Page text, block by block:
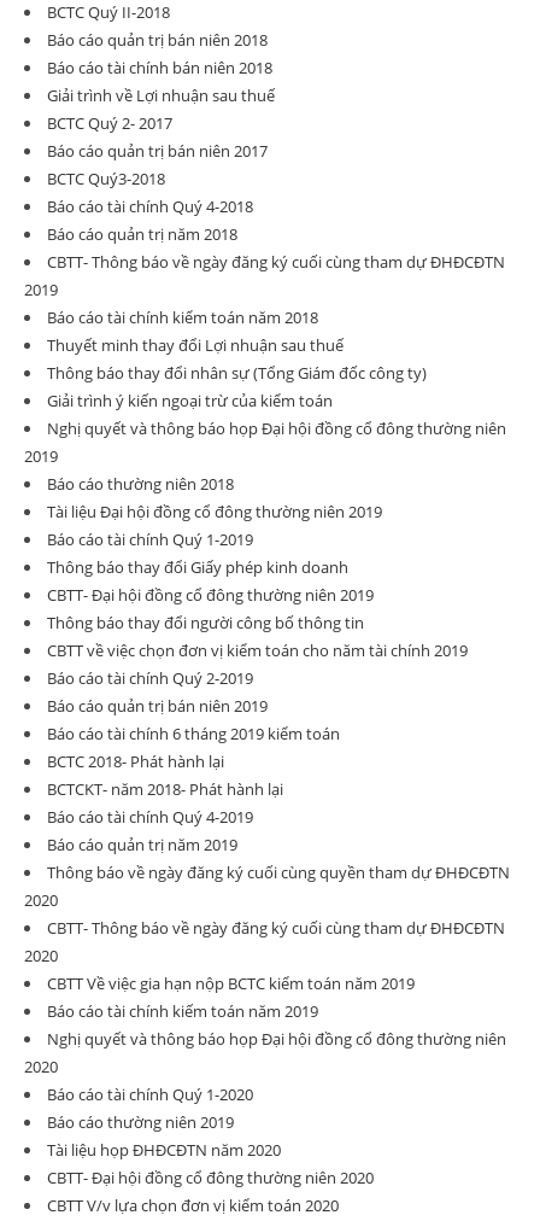
BCTC Quý II-2018
Báo cáo quản trị bán niên 2018
Báo cáo tài chính bán niên 2018
Giải trình về Lợi nhuận sau thuế
BCTC Quý 2- 2017
Báo cáo quản trị bán niên 2017
BCTC Quý3-2018
Báo cáo tài chính Quý 4-2018
Báo cáo quản trị năm 2018
CBTT- Thông báo về ngày đăng ký cuối cùng tham dự ĐHĐCĐTN
2019
Báo cáo tài chính kiểm toán năm 2018
Thuyết minh thay đổi Lợi nhuận sau thuế
Thông báo thay đổi nhân sự (Tổng Giám đốc công ty)
Giải trình ý kiến ngoại trừ của kiểm toán
Nghị quyết và thông báo họp Đại hội đồng cổ đông thường niên
2019
Báo cáo thường niên 2018
Tài liệu Đại hội đồng cổ đông thường niên 2019
Báo cáo tài chính Quý 1-2019
Thông báo thay đổi Giấy phép kinh doanh
CBTT- Đại hội đồng cổ đông thường niên 2019
Thông báo thay đổi người công bố thông tin
CBTT về việc chọn đơn vị kiểm toán cho năm tài chính 2019
Báo cáo tài chính Quý 2-2019
Báo cáo quản trị bán niên 2019
Báo cáo tài chính 6 tháng 2019 kiểm toán
BCTC 2018- Phát hành lại
BCTCKT- năm 2018- Phát hành lại
Báo cáo tài chính Quý 4-2019
Báo cáo quản trị năm 2019
Thông báo về ngày đăng ký cuối cùng quyền tham dự ĐHĐCĐTN
2020
CBTT- Thông báo về ngày đăng ký cuối cùng tham dự ĐHĐCĐTN
2020
CBTT Về việc gia hạn nộp BCTC kiểm toán năm 2019
Báo cáo tài chính kiếm toán năm 2019
Nghị quyết và thông báo họp Đại hội đồng cổ đông thường niên
2020
Báo cáo tài chính Quý 1-2020
Báo cáo thường niên 2019
Tài liệu họp ĐHĐCĐTN năm 2020
CBTT- Đại hội đồng cổ đông thường niên 2020
CBTT V/v lựa chọn đơn vị kiểm toán 2020